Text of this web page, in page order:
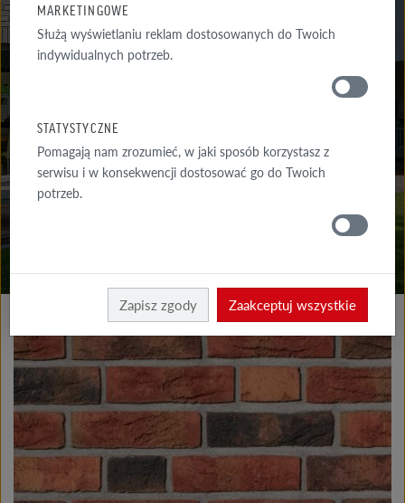
GDZIE
MARKETINGOWE
Służą wyświetlaniu reklam dostosowanych do Twoich
indywidualnych potrzeb.
STATYSTYCZNE
Pomagają nam zrozumieć, w jaki sposób korzystasz z
serwisu i w konsekwencji dostosować go do Twoich
potrzeb.
Zapisz zgody Zaakceptuj wszystkie